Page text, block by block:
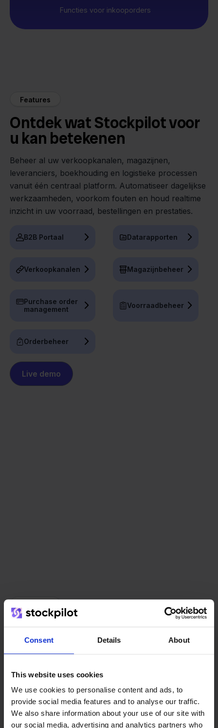
Consent Details About
This website uses cookies
We use cookies to personalise content and ads, to
provide social media features and to analyse our traffic.
We also share information about your use of our site with
our social media, advertising and analytics partners who
Functies voor inkooporders
Features
Ontdek wat Stockpilot voor
u kan betekenen
Beheer al uw verkoopkanalen, magazijnen,
leveranciers, boekhouding en logistieke processen
vanuit één centraal platform. Automatiseer dagelijkse
werkzaamheden, voorkom fouten en houd realtime
inzicht in uw voorraad, bestellingen en prestaties.
B2B Portaal Datarapporten
Verkoopkanalen Magazijnbeheer
Purchase order
management
Voorraadbeheer
Orderbeheer
Live demo